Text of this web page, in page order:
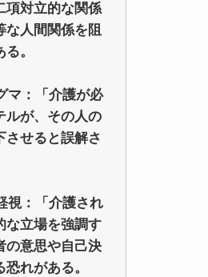
項対立的な関係
な人間関係を阻
。
マ：「介護が必
ルが、その人の
させると誤解さ
視：「介護され
な立場を強調す
の意思や自己決
れがある。